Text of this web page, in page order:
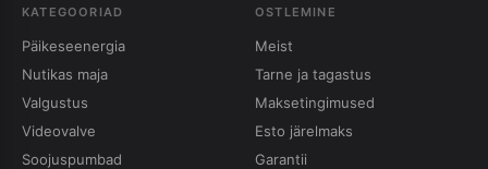
KATEGOORIAD
Päikeseenergia
Nutikas maja
Valgustus
Videovalve
Soojuspumbad
OSTLEMINE
Meist
Tarne ja tagastus
Maksetingimused
Esto järelmaks
Garantii